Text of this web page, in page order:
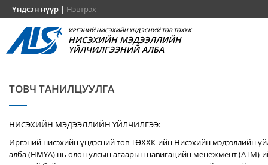
Үндсэн нүүр | Нэвтрэх
ИРГЭНИЙ НИСЭХИЙН ҮНДЭСНИЙ ТӨВ ТӨХХК
НИСЭХИЙН МЭДЭЭЛЛИЙН
ҮЙЛЧИЛГЭЭНИЙ АЛБА
ТОВЧ ТАНИЛЦУУЛГА
НИСЭХИЙН МЭДЭЭЛЛИЙН ҮЙЛЧИЛГЭЭ:
Иргэний нисэхийн үндэсний төв ТӨХХК-ийн Нисэхийн мэдээллийн
алба (НМҮА) нь олон улсын агаарын навигацийн менежмент (ATM)-